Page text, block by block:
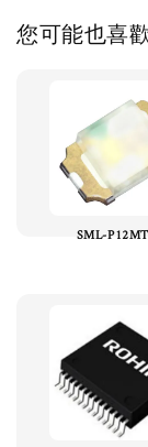
您可能也喜
SML-